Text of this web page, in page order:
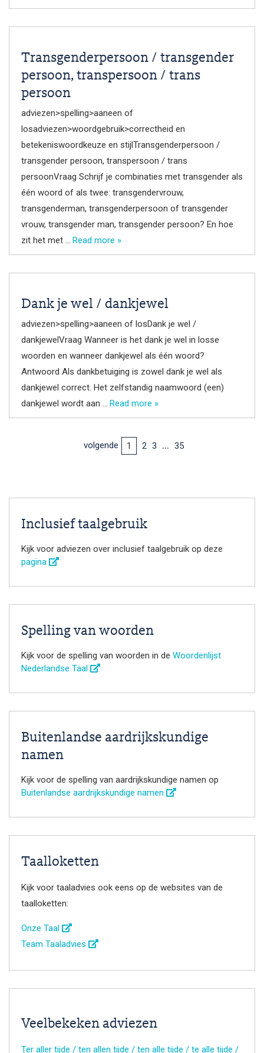
Transgenderpersoon / transgender
persoon, transpersoon / trans
persoon
adviezen>spelling>aaneen of
losadviezen>woordgebruik>correctheid en
betekeniswoordkeuze en stijlTransgenderpersoon /
transgender persoon, transpersoon / trans
persoonVraag Schrijf je combinaties met transgender als
één woord of als twee: transgendervrouw,
transgenderman, transgenderpersoon of transgender
vrouw, transgender man, transgender persoon? En hoe
zit het met … Read more »
Dank je wel / dankjewel
adviezen>spelling>aaneen of losDank je wel /
dankjewelVraag Wanneer is het dank je wel in losse
woorden en wanneer dankjewel als één woord?
Antwoord Als dankbetuiging is zowel dank je wel als
dankjewel correct. Het zelfstandig naamwoord (een)
dankjewel wordt aan … Read more »
1 2 3 … 35
volgende
Inclusief taalgebruik
Kijk voor adviezen over inclusief taalgebruik op deze
pagina
Spelling van woorden
Kijk voor de spelling van woorden in de Woordenlijst
Nederlandse Taal
Buitenlandse aardrijkskundige
namen
Kijk voor de spelling van aardrijkskundige namen op
Buitenlandse aardrijkskundige namen
Taalloketten
Kijk voor taaladvies ook eens op de websites van de
taalloketten:
Onze Taal
Team Taaladvies
Veelbekeken adviezen
Ter aller tijde / ten allen tijde / ten alle tijde / te alle tijde /